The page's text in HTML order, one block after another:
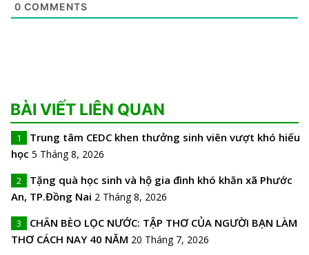
0 COMMENTS
BÀI VIẾT LIÊN QUAN
1
Trung tâm CEDC khen thưởng sinh viên vượt khó hiếu
học 5 Tháng 8, 2026
2
Tặng quà học sinh và hộ gia đình khó khăn xã Phước
An, TP.Đồng Nai 2 Tháng 8, 2026
3
CHÂN BÈO LỌC NƯỚC: TẬP THƠ CỦA NGƯỜI BẠN LÀM
THƠ CÁCH NAY 40 NĂM 20 Tháng 7, 2026